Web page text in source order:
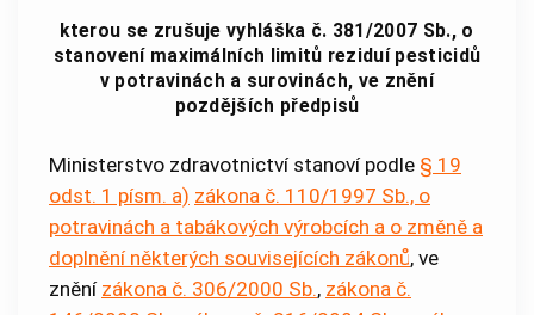
kterou se zrušuje vyhláška č. 381/2007 Sb., o
stanovení maximálních limitů reziduí pesticidů
v potravinách a surovinách, ve znění
pozdějších předpisů
Ministerstvo zdravotnictví stanoví podle § 19
odst. 1 písm. a) zákona č. 110/1997 Sb., o
potravinách a tabákových výrobcích a o změně a
doplnění některých souvisejících zákonů, ve
znění zákona č. 306/2000 Sb., zákona č.